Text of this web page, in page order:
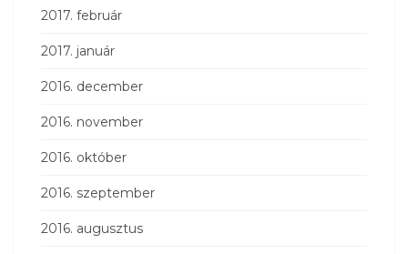
2017. február
2017. január
2016. december
2016. november
2016. október
2016. szeptember
2016. augusztus